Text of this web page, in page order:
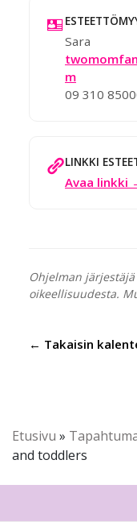
Sara
m
09 310
LINKKI
Avaa linkki
Ohjelman
oikeellisuudesta.
← Takaisin
Etusivu »
and toddlers